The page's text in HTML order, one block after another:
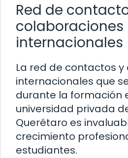
Red de
colaboraciones
internacionales
La red de contactos
internacionales que
durante la formación
universidad privada
Querétaro es
crecimiento
estudiantes.